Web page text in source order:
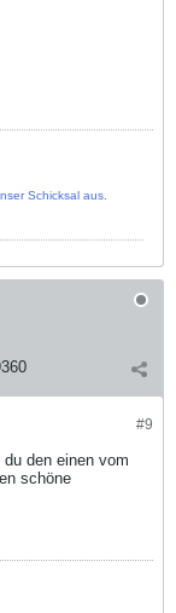
Schicksal aus.
#9
den einen vom
schöne